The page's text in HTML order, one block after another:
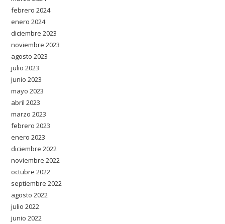
febrero 2024
enero 2024
diciembre 2023
noviembre 2023
agosto 2023
julio 2023
junio 2023
mayo 2023
abril 2023
marzo 2023
febrero 2023
enero 2023
diciembre 2022
noviembre 2022
octubre 2022
septiembre 2022
agosto 2022
julio 2022
junio 2022